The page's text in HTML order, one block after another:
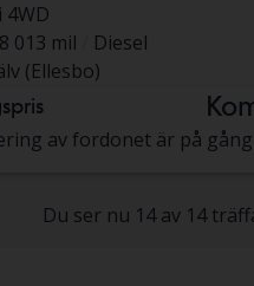
4WD
013 mil
Diesel
(Ellesbo)
av fordonet är på gång
Du ser nu 14 av 14